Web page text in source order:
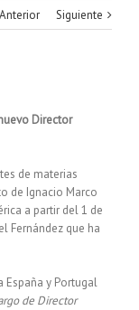
Anterior Siguiente
Director
de materias
de Ignacio Marco
a partir del 1 de
Fernández que ha
España y Portugal
de Director